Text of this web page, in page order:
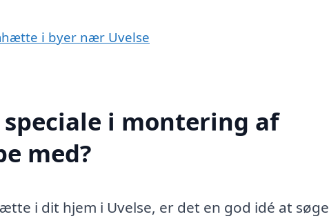
i byer nær Uvelse
i montering af
med?
i dit hjem i Uvelse, er det en god idé at søge